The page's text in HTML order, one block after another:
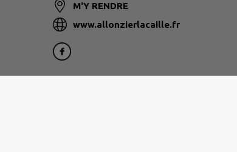
M'Y RENDRE
www.allonzierlacaille.fr